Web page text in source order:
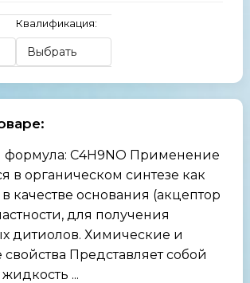
Квалификация:
формула: C4H9NO Применение
в органическом синтезе как
в качестве основания (акцептор
для получения
дитиолов. Химические и
Представляет собой
...